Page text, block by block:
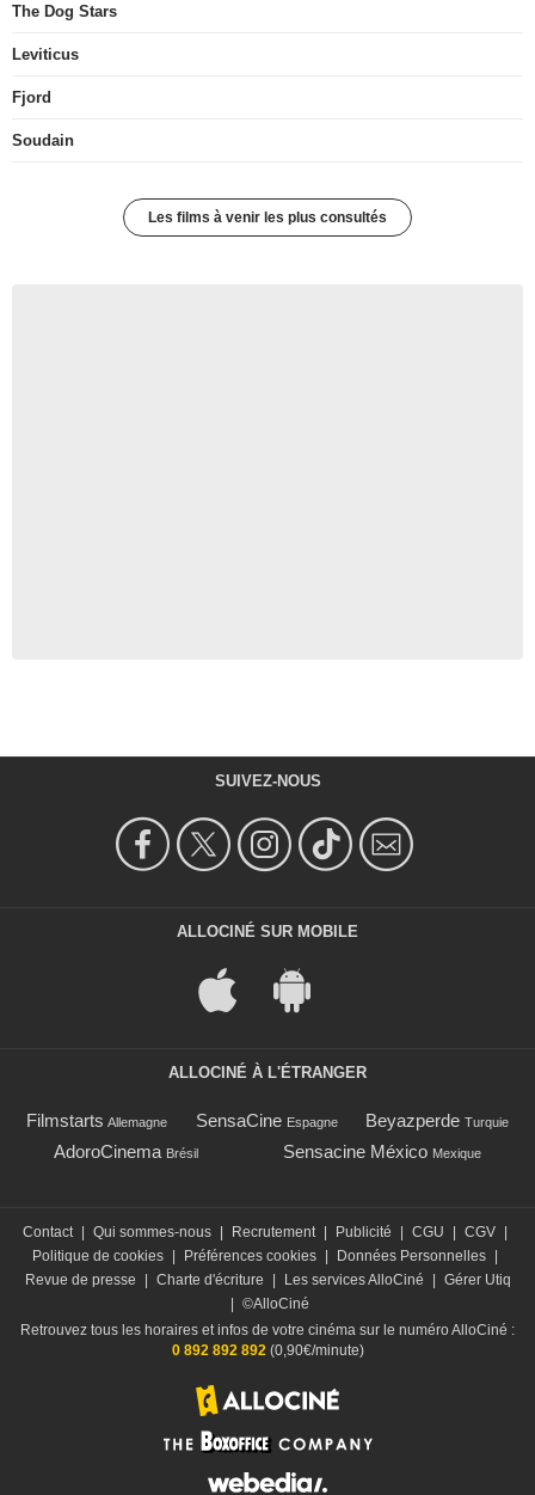
The Dog Stars
Leviticus
Fjord
Soudain
Les films à venir les plus consultés
SUIVEZ-NOUS
ALLOCINÉ SUR MOBILE
ALLOCINÉ À L'ÉTRANGER
Filmstarts Allemagne SensaCine Espagne Beyazperde Turquie
AdoroCinema Brésil Sensacine México Mexique
Contact | Qui sommes-nous | Recrutement | Publicité | CGU | CGV |
Politique de cookies | Préférences cookies | Données Personnelles |
Revue de presse
| Charte d'écriture | Les services AlloCiné | Gérer Utiq
| ©AlloCiné
Retrouvez tous les horaires et infos de votre cinéma sur le numéro AlloCiné :
0 892 892 892 (0,90€/minute)